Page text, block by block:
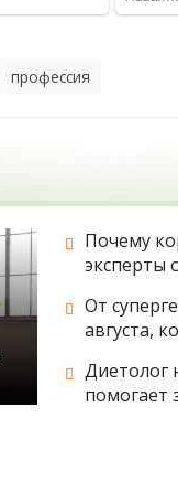
профессия
Почему
эксперты
От
августа,
Диетолог
помогает